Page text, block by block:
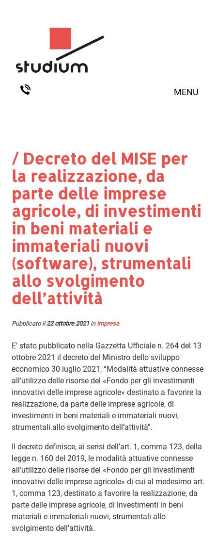
MENU
/ Decreto del MISE per
la realizzazione, da
parte delle imprese
agricole, di investimenti
in beni materiali e
immateriali nuovi
(software), strumentali
allo svolgimento
dell’attività
Pubblicato il22 ottobre 2021in Impresa
E’ stato pubblicato nella Gazzetta Ufficiale n. 264 del 13
ottobre 2021 il decreto del Ministro dello sviluppo
economico 30 luglio 2021, “Modalità attuative connesse
all’utilizzo delle risorse del «Fondo per gli investimenti
innovativi delle imprese agricole» destinato a favorire la
realizzazione, da parte delle imprese agricole, di
investimenti in beni materiali e immateriali nuovi,
strumentali allo svolgimento dell’attività”.
Il decreto definisce, ai sensi dell’art. 1, comma 123, della
legge n. 160 del 2019, le modalità attuative connesse
all’utilizzo delle risorse del «Fondo per gli investimenti
innovativi delle imprese agricole» di cui al medesimo art.
1, comma 123, destinato a favorire la realizzazione, da
parte delle imprese agricole, di investimenti in beni
materiali e immateriali nuovi, strumentali allo
svolgimento dell’attività.